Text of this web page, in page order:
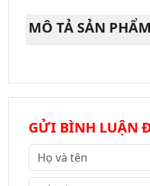
MÔ TẢ SẢN PHẨM
GỬI BÌNH LUẬN